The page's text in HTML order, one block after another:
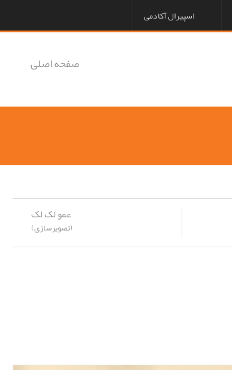
اسپیرال آکادمی
صفحه اصلی
عمو لک لک
(تصویرسازی)